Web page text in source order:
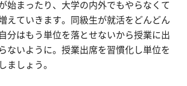
始まったり、大学の内外でもやらなくて
えていきます。同級生が就活をどんどん
分はもう単位を落とせないから授業に出
ないように。授業出席を習慣化し単位を
ましょう。